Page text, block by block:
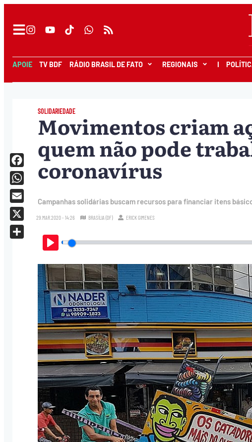
APOIE TV BDF RÁDIO BRASIL DE FATO REGIONAIS I
SOLIDARIEDADE
Movimentos criam
quem não pode
coronavírus
Campanhas solidárias buscam recursos para financiar itens
29.MAR.2020 - 14:26 BRASÍLIA (DF) ERICK GIMENES
Play
Facebook
WhatsApp
Email
X